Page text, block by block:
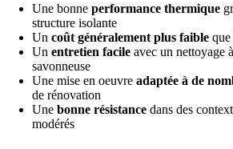
Une bonne performance thermique
structure isolante
Un coût généralement plus faible
Un entretien facile avec un nettoyage
savonneuse
Une mise en oeuvre adaptée à de
de rénovation
Une bonne résistance dans des
modérés